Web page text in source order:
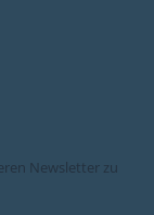
Newsletter zu